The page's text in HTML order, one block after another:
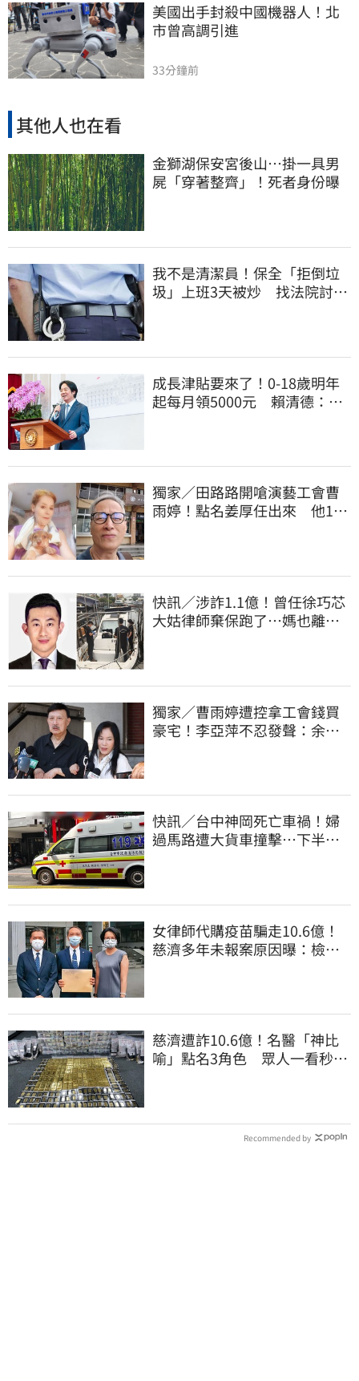
美國出手封殺中國機器人！北
市曾高調引進
33分鐘前
其他人也在看
金獅湖保安宮後山…掛一具男
屍「穿著整齊」！死者身份曝
我不是清潔員！保全「拒倒垃
圾」上班3天被炒 找法院討公
成長津貼要來了！0-18歲明年
起每月領5000元 賴清德：此
獨家／田路路開嗆演藝工會曹
雨婷！點名姜厚任出來 他16
快訊／涉詐1.1億！曾任徐巧芯
大姑律師棄保跑了…媽也離
獨家／曹雨婷遭控拿工會錢買
豪宅！李亞萍不忍發聲：余天
快訊／台中神岡死亡車禍！婦
過馬路遭大貨車撞擊…下半身
女律師代購疫苗騙走10.6億！
慈濟多年未報案原因曝：檢警
慈濟遭詐10.6億！名醫「神比
喻」點名3角色 眾人一看秒懂
Recommended by